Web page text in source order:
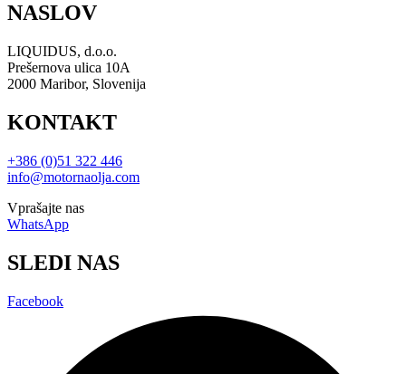
NASLOV
LIQUIDUS, d.o.o.
Prešernova ulica 10A
2000 Maribor, Slovenija
KONTAKT
+386 (0)51 322 446
info@motornaolja.com
Vprašajte nas
WhatsApp
SLEDI NAS
Facebook